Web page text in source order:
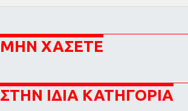
ΜΗΝ ΧΑΣΕΤΕ
ΣΤΗΝ ΙΔΙΑ ΚΑΤΗΓΟΡΙΑ